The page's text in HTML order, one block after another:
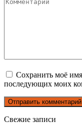
Сохранить моё
последующих моих
Свежие записи